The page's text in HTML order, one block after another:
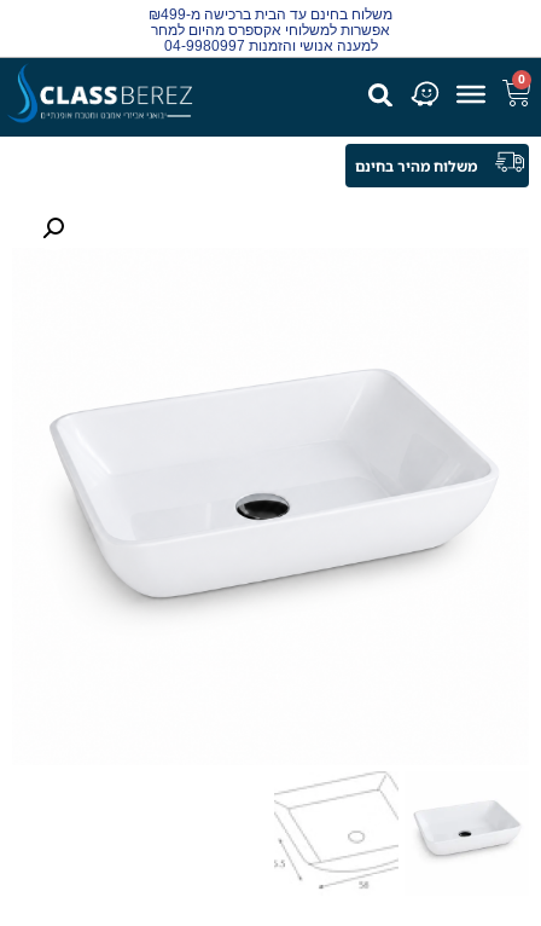
משלוח בחינם עד הבית ברכישה מ-₪499
אפשרות למשלוחי אקספרס מהיום למחר
למענה אנושי והזמנות 04-9980997
0
משלוח מהיר בחינם